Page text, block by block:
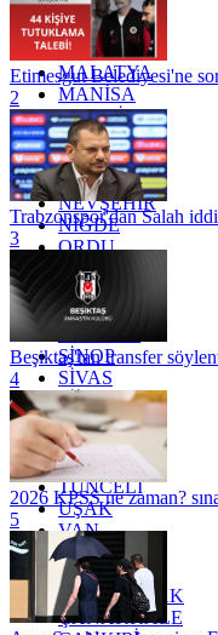
KONYA
KÜTAHYA
KİLİS
MALATYA
MANİSA
MARDİN
MERSİN
MUĞLA
MUŞ
NEVŞEHİR
NİĞDE
ORDU
OSMANİYE
RİZE
SAKARYA
SİNOP
SİVAS
SİİRT
TEKİRDAĞ
TOKAT
TRABZON
TUNCELİ
UŞAK
VAN
YALOVA
YOZGAT
ZONGULDAK
ÇANAKKALE
Etimesgut Belediyesi'ne
2
Trabzonspor'dan Salah
3
Beşiktaş'tan transfer
4
2026 KPSS ne zaman?
5